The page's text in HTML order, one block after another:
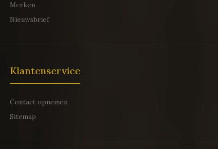
Merken
Nieuwsbrief
Klantenservice
Contact opnemen
Sitemap